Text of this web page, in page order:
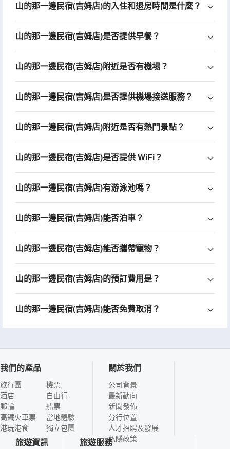
山的那一邊民宿(吉姆店)的入住和退房時間是什麼？
山的那一邊民宿(吉姆店)是否提供早餐？
山的那一邊民宿(吉姆店)附近是否有機場？
山的那一邊民宿(吉姆店)是否提供機場接送服務？
山的那一邊民宿(吉姆店)附近是否有熱門景點？
山的那一邊民宿(吉姆店)是否提供 WiFi？
山的那一邊民宿(吉姆店)有游泳池嗎？
山的那一邊民宿(吉姆店)能否泊車？
山的那一邊民宿(吉姆店)能否攜帶寵物？
山的那一邊民宿(吉姆店)的預訂費用是？
山的那一邊民宿(吉姆店)能否免費取消？
我們的產品
旅行團
酒店
郵輪
高鐵火車票
港玩港食
機票
自由行
船票
當地體驗
獨立包團
關於我們
公司背景
最新動向
新聞發佈
分行位置
人才招聘及發展
私隱政策
旅遊資訊 旅遊服務